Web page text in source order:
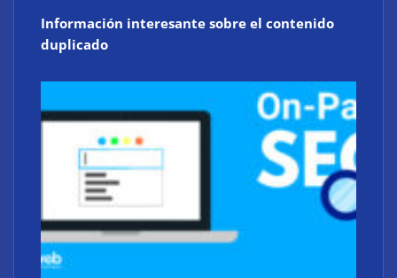
Información interesante sobre el contenido
duplicado